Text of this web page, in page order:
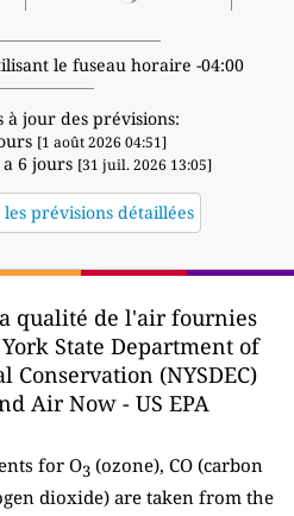
le fuseau horaire -04:00
à jour des prévisions:
[1 août 2026 04:51]
6 jours [31 juil. 2026 13:05]
prévisions détaillées
qualité de l'air fournies
State Department of
Conservation (NYSDEC)
Air Now - US EPA
for O3(ozone), CO (carbon
dioxide) are taken from the